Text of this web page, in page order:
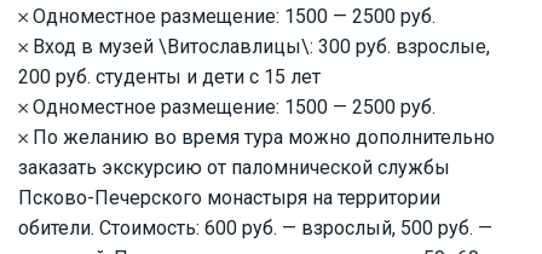
𐄂 Одноместное размещение: 1500 — 2500 руб.
𐄂 Вход в музей \Витославлицы\: 300 руб. взрослые,
200 руб. студенты и дети с 15 лет
𐄂 Одноместное размещение: 1500 — 2500 руб.
𐄂 По желанию во время тура можно дополнительно
заказать экскурсию от паломнической службы
Псково-Печерского монастыря на территории
обители. Стоимость: 600 руб. — взрослый, 500 руб. —